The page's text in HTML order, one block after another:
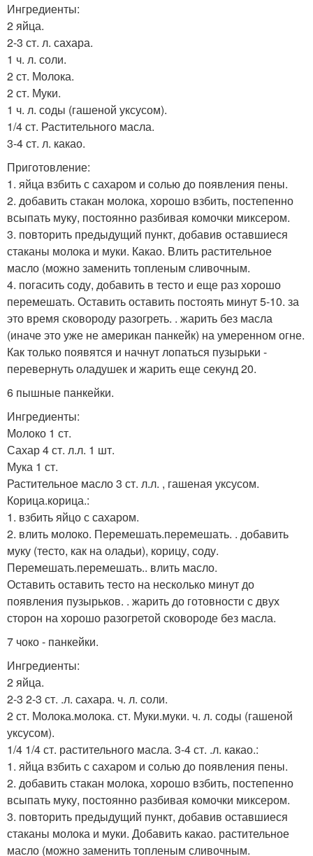
Ингредиенты:
2 яйца.
2-3 ст. л. сахара.
1 ч. л. соли.
2 ст. Молока.
2 ст. Муки.
1 ч. л. соды (гашеной уксусом).
1/4 ст. Растительного масла.
3-4 ст. л. какао.
Приготовление:
1. яйца взбить с сахаром и солью до появления пены.
2. добавить стакан молока, хорошо взбить, постепенно
всыпать муку, постоянно разбивая комочки миксером.
3. повторить предыдущий пункт, добавив оставшиеся
стаканы молока и муки. Какао. Влить растительное
масло (можно заменить топленым сливочным.
4. погасить соду, добавить в тесто и еще раз хорошо
перемешать. Оставить оставить постоять минут 5-10. за
это время сковороду разогреть. . жарить без масла
(иначе это уже не американ панкейк) на умеренном огне.
Как только появятся и начнут лопаться пузырьки -
перевернуть оладушек и жарить еще секунд 20.
6 пышные панкейки.
Ингредиенты:
Молоко 1 ст.
Сахар 4 ст. л.л. 1 шт.
Мука 1 ст.
Растительное масло 3 ст. л.л. , гашеная уксусом.
Корица.корица.:
1. взбить яйцо с сахаром.
2. влить молоко. Перемешать.перемешать. . добавить
муку (тесто, как на оладьи), корицу, соду.
Перемешать.перемешать.. влить масло.
Оставить оставить тесто на несколько минут до
появления пузырьков. . жарить до готовности с двух
сторон на хорошо разогретой сковороде без масла.
7 чоко - панкейки.
Ингредиенты:
2 яйца.
2-3 2-3 ст. .л. сахара. ч. л. соли.
2 ст. Молока.молока. ст. Муки.муки. ч. л. соды (гашеной
уксусом).
1/4 1/4 ст. растительного масла. 3-4 ст. .л. какао.:
1. яйца взбить с сахаром и солью до появления пены.
2. добавить стакан молока, хорошо взбить, постепенно
всыпать муку, постоянно разбивая комочки миксером.
3. повторить предыдущий пункт, добавив оставшиеся
стаканы молока и муки. Добавить какао. растительное
масло (можно заменить топленым сливочным.